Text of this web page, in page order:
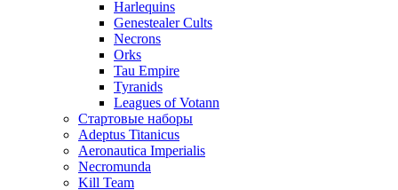
Harlequins
Genestealer Cults
Necrons
Orks
Tau Empire
Tyranids
Leagues of Votann
Стартовые наборы
Adeptus Titanicus
Aeronautica Imperialis
Necromunda
Kill Team